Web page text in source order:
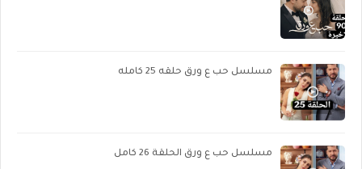
مسلسل حب ع ورق حلقه 25 كامله
مسلسل حب ع ورق الحلقة 26 كامل